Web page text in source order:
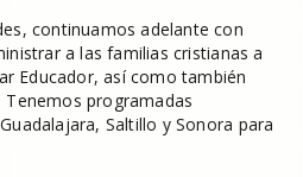
continuamos adelante con
a las familias cristianas a
Educador, así como también
programadas
Saltillo y Sonora para